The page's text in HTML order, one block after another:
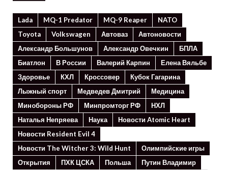
Lada MQ-1 Predator MQ-9 Reaper
NATO
Toyota
Volkswagen Автоваз
Автоновости
Александр Большунов
Александр Овечкин
БПЛА
Биатлон
В России Валерий Карпин
Елена Вяльбе
Здоровье
КХЛ Кроссовер
Кубок Гагарина
Лыжный спорт
Медведев Дмитрий
Медицина
Минoбороны РФ
Минпромторг РФ
НХЛ
Наталья Непряева
Наука
Новости Atomic Heart
Новости Resident Evil 4
Новости The Witcher 3: Wild Hunt
Олимпийские игры
Открытия
ПХК ЦСКА Польша
Путин Владимир